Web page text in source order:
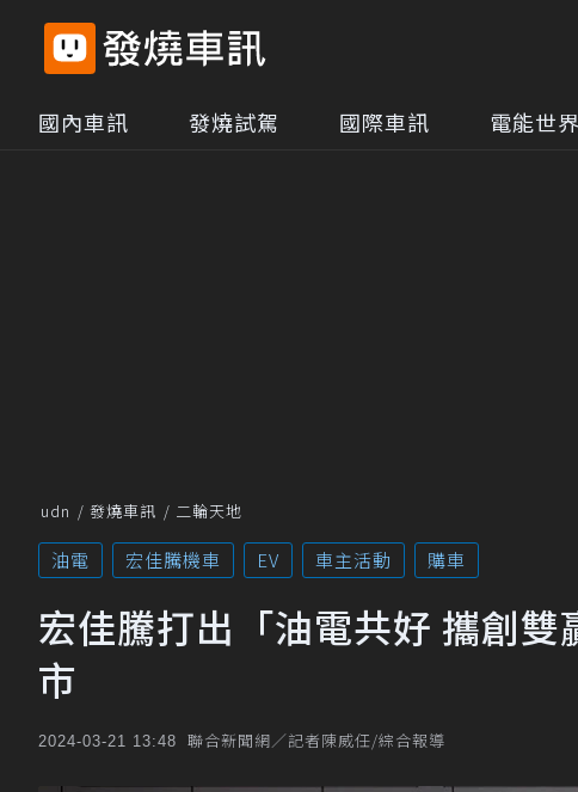
國內車訊 發燒試駕 國際車訊 電能世界
udn 發燒車訊 二輪天地
油電 宏佳騰機車 EV 車主活動 購車
宏佳騰打出「油電共好 攜創
市
2024-03-21 13:48 聯合新聞網／記者陳威任/綜合報導